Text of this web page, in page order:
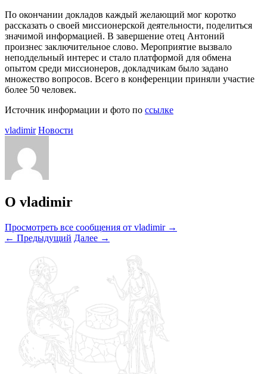
По окончании докладов каждый желающий мог коротко
рассказать о своей миссионерской деятельности, поделиться
значимой информацией. В завершение отец Антоний
произнес заключительное слово. Мероприятие вызвало
неподдельный интерес и стало платформой для обмена
опытом среди миссионеров, докладчикам было задано
множество вопросов. Всего в конференции приняли участие
более 50 человек.
Источник информации и фото по ссылке
vladimir Новости
О vladimir
Просмотреть все сообщения от vladimir →
← Предыдущий Далее →